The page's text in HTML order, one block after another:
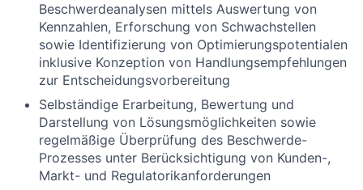
Beschwerdeanalysen mittels Auswertung von
Kennzahlen, Erforschung von Schwachstellen
sowie Identifizierung von Optimierungspotentialen
inklusive Konzeption von Handlungsempfehlungen
zur Entscheidungsvorbereitung
Selbständige Erarbeitung, Bewertung und
Darstellung von Lösungsmöglichkeiten sowie
regelmäßige Überprüfung des Beschwerde-
Prozesses unter Berücksichtigung von Kunden-,
Markt- und Regulatorikanforderungen